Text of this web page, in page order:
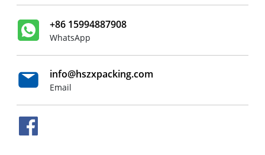
+86 15994887908
WhatsApp
info@hszxpacking.com
Email